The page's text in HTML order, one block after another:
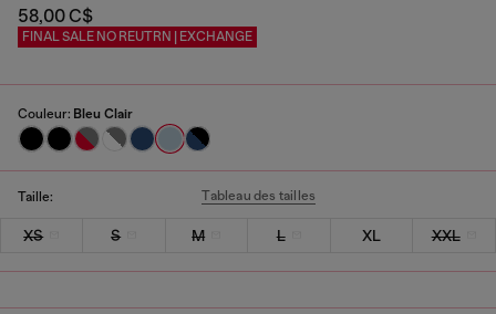
58,00 C$
FINAL SALE NO REUTRN | EXCHANGE
Couleur: Bleu Clair
Taille: Tableau des tailles
XS S M L XL XXL